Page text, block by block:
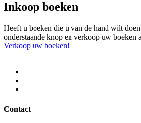
Inkoop boeken
Heeft u boeken die u van de hand wilt
onderstaande knop en verkoop uw boeken
Verkoop uw boeken!
Contact